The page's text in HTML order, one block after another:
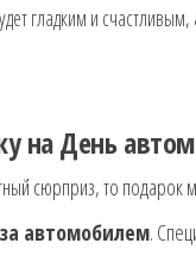
гладким и
на День
сюрприз, то
автомобилем.